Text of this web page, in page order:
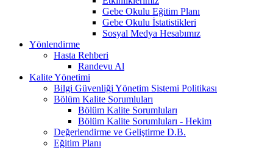
Gebe Okulu Eğitim Planı
Gebe Okulu İstatistikleri
Sosyal Medya Hesabımız
Yönlendirme
Hasta Rehberi
Randevu Al
Kalite Yönetimi
Bilgi Güvenliği Yönetim Sistemi Politikası
Bölüm Kalite Sorumluları
Bölüm Kalite Sorumluları
Bölüm Kalite Sorumluları - Hekim
Değerlendirme ve Geliştirme D.B.
Eğitim Planı